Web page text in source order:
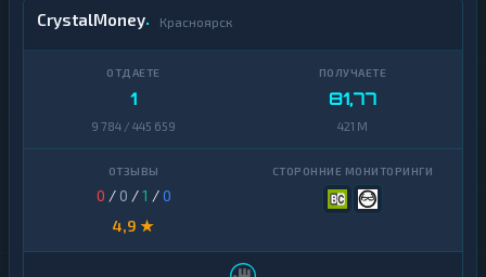
CrystalMoney Красноярск
1
9 784 / 445 659
81,77
421 M
0 / 0 /1 /0
4,9 ★